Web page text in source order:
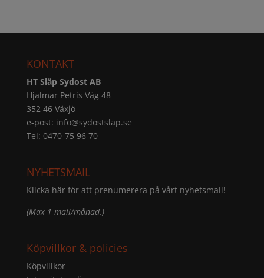
KONTAKT
HT Släp Sydost AB
Hjalmar Petris Väg 48
352 46 Växjö
e-post: info@sydostslap.se
Tel: 0470-75 96 70
NYHETSMAIL
Klicka här för att prenumerera på vårt nyhetsmail!
(Max 1 mail/månad.)
Köpvillkor & policies
Köpvillkor